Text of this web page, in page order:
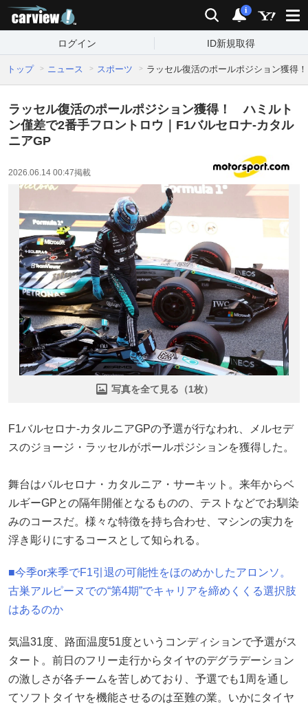
検索 通知
i
ログイン ID新規取得
トップ ニュース スポーツ ラッセル復活のポールポジション獲得
ラッセル復活のポールポジション獲得！ ハミルト
ン僅差で2番手フロントロウ｜F1バルセロナ-カタル
ニアGP
2026.06.14 00:47掲載
写真を全て見る（1枚）
F1バルセロナ-カタルニアGPの予選が行なわれ、メルセデ
スのジョージ・ラッセルがポールポジションを獲得した。
舞台はバルセロナ・カタルニア・サーキット。来年からベ
ルギーGPとの隔年開催となるものの、テストなどでお馴染
みのコースだ。様々な特徴を持ち合わせ、マシンの実力を
浮き彫りにするコースとして知られる。
■今季or来季でF1引退の可能性をほのめかしたアロンソ。
古巣アルピーヌでの“第4期”でキャリアを締めくくる選択肢
はあるのか
気温31度、路面温度51度というコンディションで予選がス
タート。前日のフリー走行からタイヤのデグラデーション
の激しさが各チームを苦しめており、予選でも1周を通し
てソフトタイヤを機能させるのは至難の業。いかにタイヤ